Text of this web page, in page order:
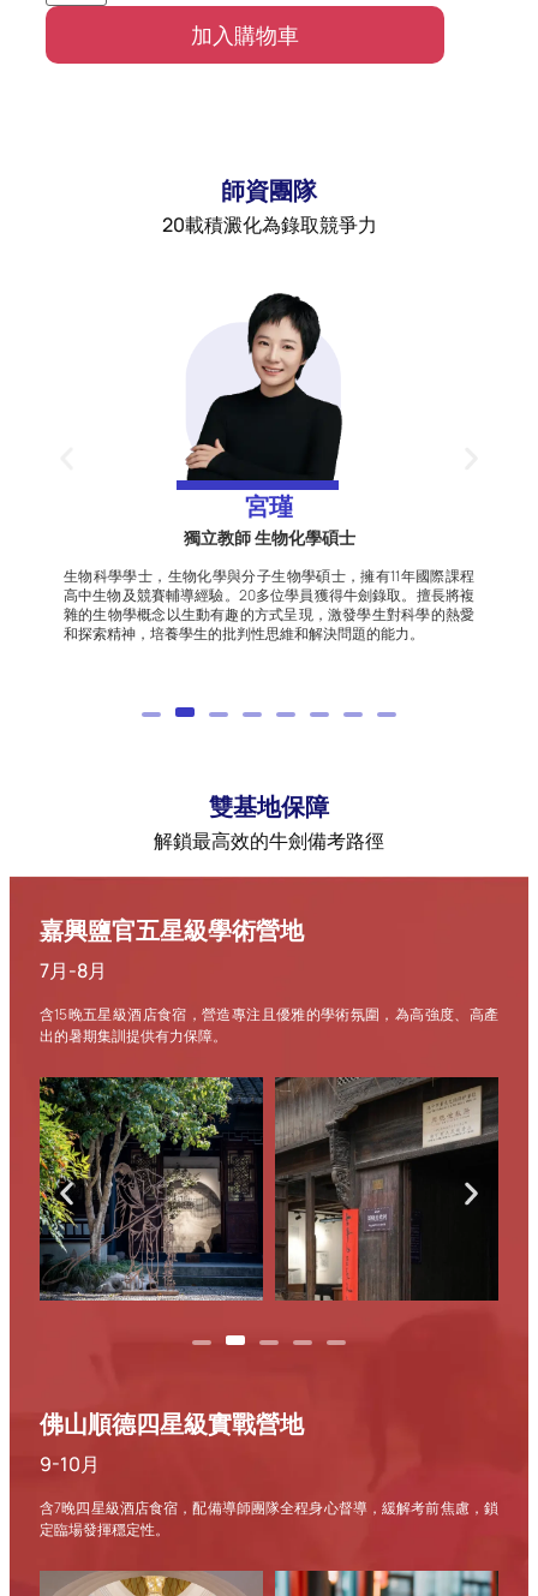
加入購物車
師資團隊
20載積澱化為錄取競爭力
歐玥
獨立教師 工程碩士
曾任北京知名國際學校物理學科組長，教學生涯累計輔導學員
上千人，半數以上進入全球Top 100大學，上百名學員進入世界
頂尖高校。善於將複雜的內容分解成簡單的知識點，用學生最
容易記住的方式講授給學生。
雙基地保障
解鎖最高效的牛劍備考路徑
嘉興鹽官五星級學術營地
7月-8月
含15晚五星級酒店食宿，營造專注且優雅的學術氛圍，為高強度、高產
出的暑期集訓提供有力保障。
佛山順德四星級實戰營地
9-10月
含7晚四星級酒店食宿，配備導師團隊全程身心督導，緩解考前焦慮，鎖
定臨場發揮穩定性。